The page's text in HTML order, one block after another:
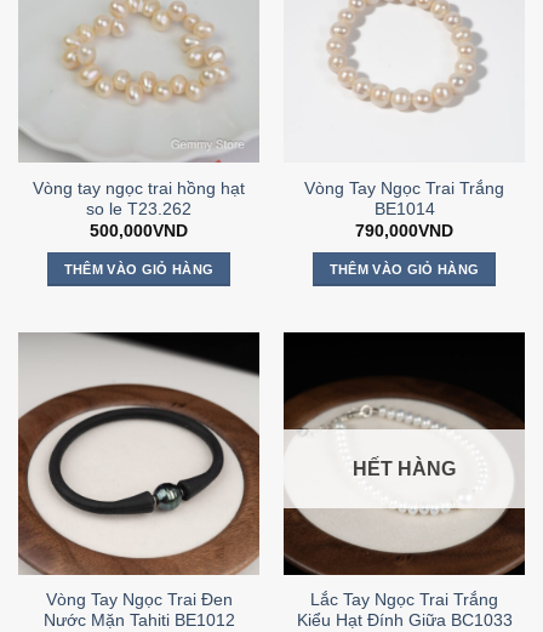
Vòng tay ngọc trai hồng hạt
so le T23.262
500,000VND
THÊM VÀO GIỎ HÀNG
Vòng Tay Ngọc Trai Trắng
BE1014
790,000VND
THÊM VÀO GIỎ HÀNG
Vòng Tay Ngọc Trai Đen
Nước Mặn Tahiti BE1012
HẾT HÀNG
Lắc Tay Ngọc Trai Trắng
Kiểu Hạt Đính Giữa BC1033